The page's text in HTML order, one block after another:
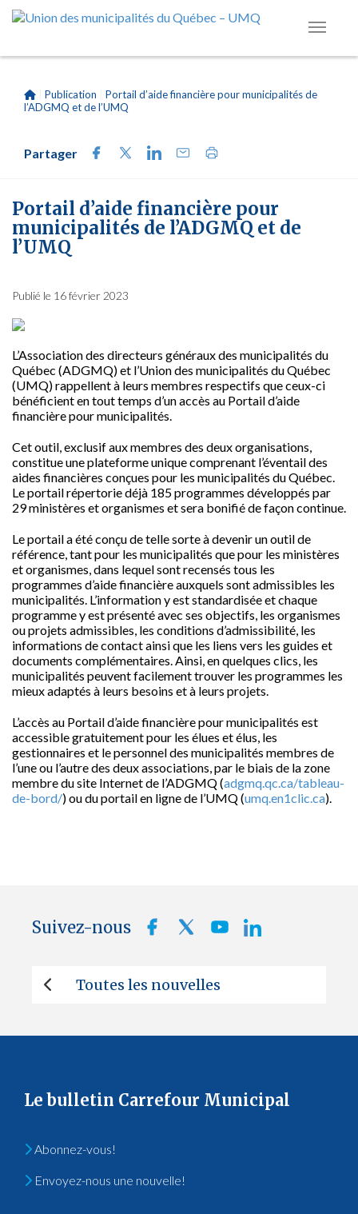
Publication
Portail d’aide financière pour municipalités de
l’ADGMQ et de l’UMQ
Partager
Portail d’aide financière pour
municipalités de l’ADGMQ et de
l’UMQ
Publié le 16 février 2023
L’Association des directeurs généraux des municipalités du
Québec (ADGMQ) et l’Union des municipalités du Québec
(UMQ) rappellent à leurs membres respectifs que ceux-ci
bénéficient en tout temps d’un accès au Portail d’aide
financière pour municipalités.
Cet outil, exclusif aux membres des deux organisations,
constitue une plateforme unique comprenant l’éventail des
aides financières conçues pour les municipalités du Québec.
Le portail répertorie déjà 185 programmes développés par
29 ministères et organismes et sera bonifié de façon continue.
Le portail a été conçu de telle sorte à devenir un outil de
référence, tant pour les municipalités que pour les ministères
et organismes, dans lequel sont recensés tous les
programmes d’aide financière auxquels sont admissibles les
municipalités. L’information y est standardisée et chaque
programme y est présenté avec ses objectifs, les organismes
ou projets admissibles, les conditions d’admissibilité, les
informations de contact ainsi que les liens vers les guides et
documents complémentaires. Ainsi, en quelques clics, les
municipalités peuvent facilement trouver les programmes les
mieux adaptés à leurs besoins et à leurs projets.
L’accès au Portail d’aide financière pour municipalités est
accessible gratuitement pour les élues et élus, les
gestionnaires et le personnel des municipalités membres de
l’une ou l’autre des deux associations, par le biais de la zone
membre du site Internet de l’ADGMQ (adgmq.qc.ca/tableau-
de-bord/) ou du portail en ligne de l’UMQ (umq.en1clic.ca).
Suivez-nous
Toutes les nouvelles
Le bulletin Carrefour Municipal
Abonnez-vous!
Envoyez-nous une nouvelle!